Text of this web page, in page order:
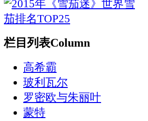
栏目列表Column
高希霸
玻利瓦尔
罗密欧与朱丽叶
蒙特